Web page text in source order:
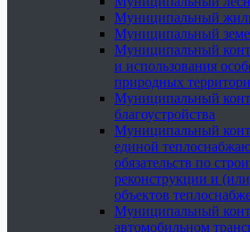
Муниципальный
Муниципальный
Муниципальный
и использования
природных
Муниципальный
благоустройства
Муниципальный
единой
обязательств по
реконструкции и
объектов
Муниципальный
автомобильном